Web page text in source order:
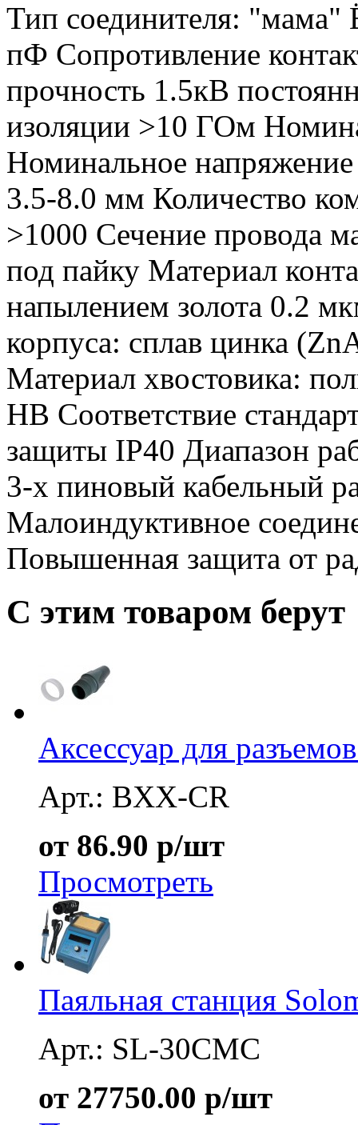
Тип соединителя: "мама"
пФ Сопротивление
прочность 1.5кВ
изоляции >10 ГОм
Номинальное
3.5-8.0 мм Количество
>1000 Сечение провода
под пайку Материал
напылением золота 0.2
корпуса: сплав цинка
Материал хвостовика:
HB Соответствие
защиты IP40 Диапазон
3-х пиновый кабельный
Малоиндуктивное
Повышенная защита от
С этим товаром берут
Аксессуар для
Арт.: BXX-CR
от 86.90 р/шт
Просмотреть
Паяльная станция
Арт.: SL-30CMC
от 27750.00 р/шт